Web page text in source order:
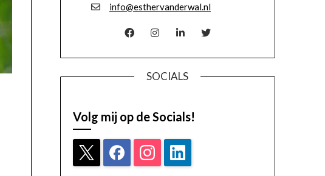
info@esthervanderwal.nl
SOCIALS
Volg mij op de Socials!